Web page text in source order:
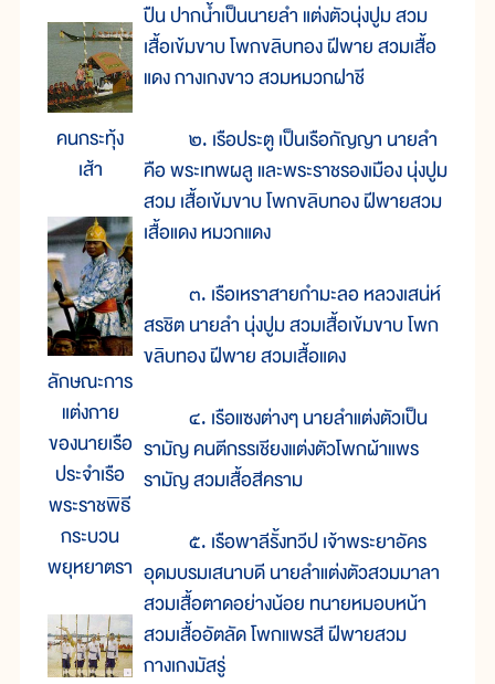
คนกระทุ้ง
เส้า
ลักษณะการ
แต่งกาย
ของนายเรือ
ประจำเรือ
พระราชพิธี
กระบวน
พยุหยาตรา
ปืน ปากน้ำเป็นนายลำ แต่งตัวนุ่งปูม สวม
เสื้อเข้มขาบ โพกขลิบทอง ฝีพาย สวมเสื้อ
แดง กางเกงขาว สวมหมวกฝาชี
๒. เรือประตู เป็นเรือกัญญา นายลำ
คือ พระเทพผลู และพระราชรองเมือง นุ่งปูม
สวม เสื้อเข้มขาบ โพกขลิบทอง ฝีพายสวม
เสื้อแดง หมวกแดง
๓. เรือเหราสายกำมะลอ หลวงเสน่ห์
สรชิต นายลำ นุ่งปูม สวมเสื้อเข้มขาบ โพก
ขลิบทอง ฝีพาย สวมเสื้อแดง
๔. เรือแซงต่างๆ นายลำแต่งตัวเป็น
รามัญ คนตีกรรเชียงแต่งตัวโพกผ้าแพร
รามัญ สวมเสื้อสีคราม
๕. เรือพาลีรั้งทวีป เจ้าพระยาอัคร
อุดมบรมเสนาบดี นายลำแต่งตัวสวมมาลา
สวมเสื้อตาดอย่างน้อย ทนายหมอบหน้า
สวมเสื้ออัตลัด โพกแพรสี ฝีพายสวม
กางเกงมัสรู่